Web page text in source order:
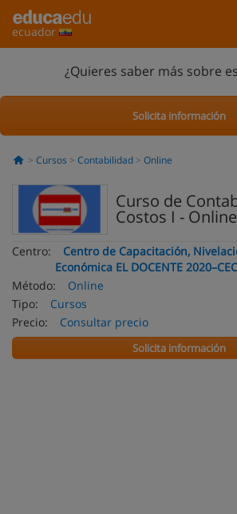
ecuador
¿Quieres saber más sobre
Solicita información
Cursos Contabilidad Online
Curso de
Costos I - Online
Centro:
Centro de Capacitación,
Económica EL DOCENTE
Método:
Online
Tipo:
Cursos
Precio:
Consultar precio
Solicita información